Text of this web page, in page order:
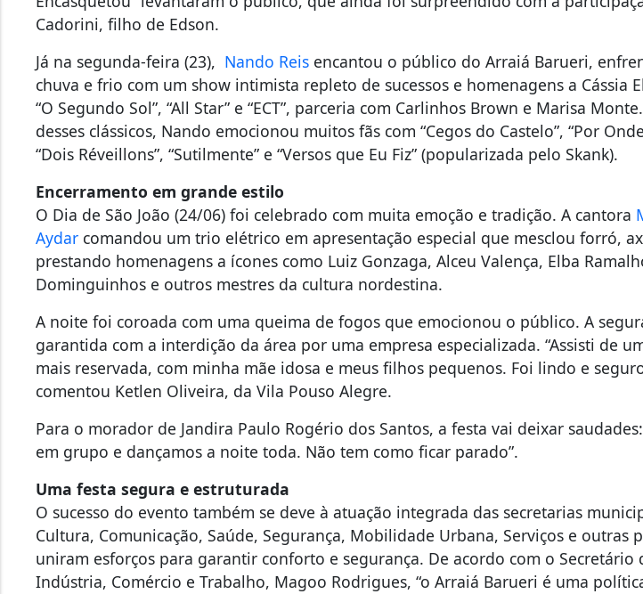
Cadorini, filho de Edson.
Já na segunda-feira (23), Nando Reis encantou o público do Arraiá Barueri,
chuva e frio com um show intimista repleto de sucessos e homenagens a Cássia
“O Segundo Sol”, “All Star” e “ECT”, parceria com Carlinhos Brown e Marisa
desses clássicos, Nando emocionou muitos fãs com “Cegos do Castelo”, “Por
“Dois Réveillons”, “Sutilmente” e “Versos que Eu Fiz” (popularizada pelo Skank).
Encerramento em grande estilo
O Dia de São João (24/06) foi celebrado com muita emoção e tradição. A cantora
Aydar comandou um trio elétrico em apresentação especial que mesclou forró,
prestando homenagens a ícones como Luiz Gonzaga, Alceu Valença, Elba
Dominguinhos e outros mestres da cultura nordestina.
A noite foi coroada com uma queima de fogos que emocionou o público. A
garantida com a interdição da área por uma empresa especializada. “Assisti de
mais reservada, com minha mãe idosa e meus filhos pequenos. Foi lindo e
comentou Ketlen Oliveira, da Vila Pouso Alegre.
Para o morador de Jandira Paulo Rogério dos Santos, a festa vai deixar
em grupo e dançamos a noite toda. Não tem como ficar parado”.
Uma festa segura e estruturada
O sucesso do evento também se deve à atuação integrada das secretarias
Cultura, Comunicação, Saúde, Segurança, Mobilidade Urbana, Serviços e outras
uniram esforços para garantir conforto e segurança. De acordo com o Secretário
Indústria, Comércio e Trabalho, Magoo Rodrigues, “o Arraiá Barueri é uma